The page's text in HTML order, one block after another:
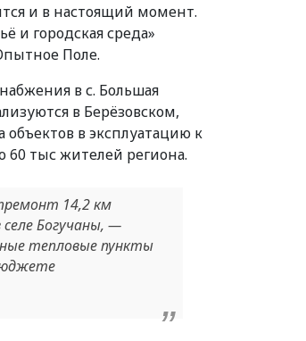
и в настоящий момент.
и городская среда»
Поле.
в с. Большая
в Берёзовском,
в эксплуатацию к
60 тыс жителей региона.
14,2 км
селе Богучаны, —
тепловые пункты